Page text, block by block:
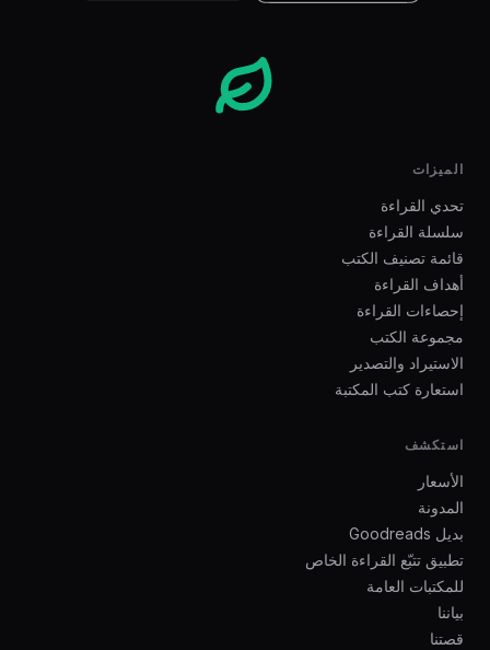
الميزات
تحدي القراءة
سلسلة القراءة
قائمة تصنيف الكتب
أهداف القراءة
إحصاءات القراءة
مجموعة الكتب
الاستيراد والتصدير
استعارة كتب المكتبة
استكشف
الأسعار
المدونة
بديل Goodreads
تطبيق تتبّع القراءة الخاص
للمكتبات العامة
بياننا
قصتنا